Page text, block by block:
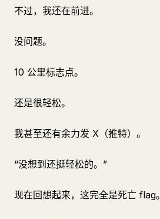
不过，我还在前进。
没问题。
10 公里标志点。
还是很轻松。
我甚至还有余力发 X（推特）。
“没想到还挺轻松的。”
现在回想起来，这完全是死亡 flag。